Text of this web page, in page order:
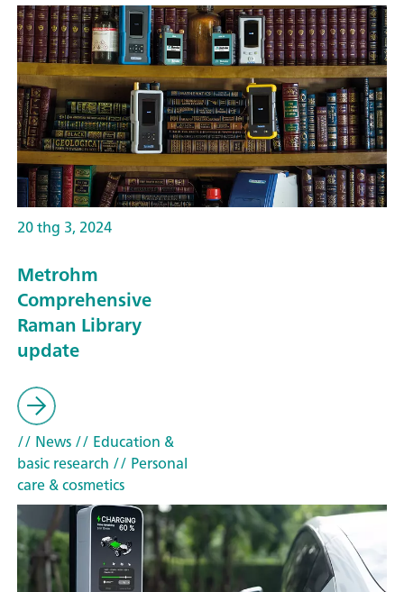
20 thg 3, 2024
Metrohm
Comprehensive
Raman Library
update
// News// Education &
basic research // Personal
care & cosmetics